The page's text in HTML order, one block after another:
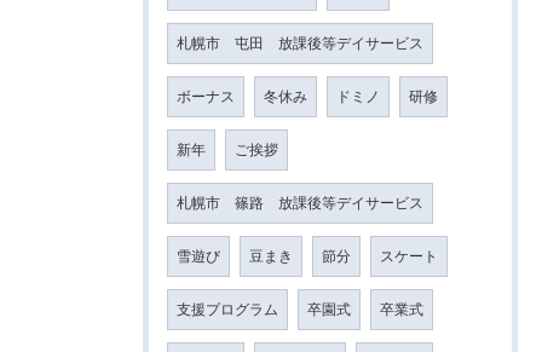
札幌市 屯田 放課後等デイサービス
ボーナス 冬休み ドミノ 研修
新年 ご挨拶
札幌市 篠路 放課後等デイサービス
雪遊び 豆まき 節分 スケート
支援プログラム 卒園式 卒業式